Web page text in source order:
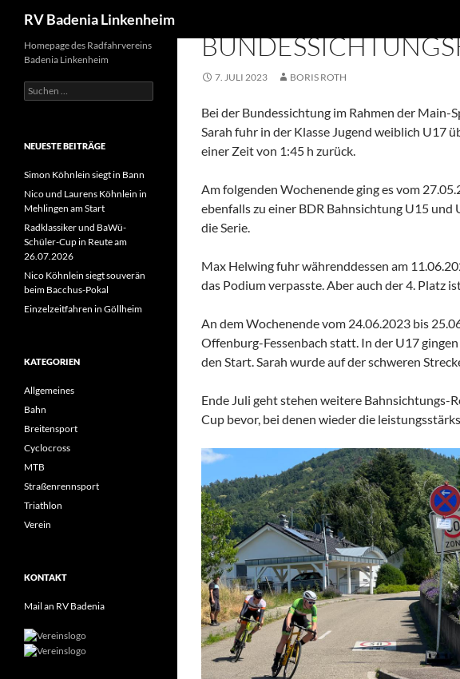
Inhalt
springen
RV Badenia Linkenheim
7. JULI 2023 BORIS ROTH
Bei der Bundessichtung im Rahmen der Main-
Sarah fuhr in der Klasse Jugend weiblich U17
einer Zeit von 1:45 h zurück.
Am folgenden Wochenende ging es vom
ebenfalls zu einer BDR Bahnsichtung U15
die Serie.
Max Helwing fuhr währenddessen am
das Podium verpasste. Aber auch der 4. Platz
An dem Wochenende vom 24.06.2023 bis
Offenburg-Fessenbach statt. In der U17
den Start. Sarah wurde auf der schweren
Ende Juli geht stehen weitere Bahnsichtungs-
Cup bevor, bei denen wieder die
Homepage des Radfahrvereins
Badenia Linkenheim
Suchen
nach:
NEUESTE BEITRÄGE
Simon Köhnlein siegt in Bann
Nico und Laurens Köhnlein in
Mehlingen am Start
Radklassiker und BaWü-
Schüler-Cup in Reute am
26.07.2026
Nico Köhnlein siegt souverän
beim Bacchus-Pokal
Einzelzeitfahren in Göllheim
KATEGORIEN
Allgemeines
Bahn
Breitensport
Cyclocross
MTB
Straßenrennsport
Triathlon
Verein
KONTAKT
Mail an RV Badenia